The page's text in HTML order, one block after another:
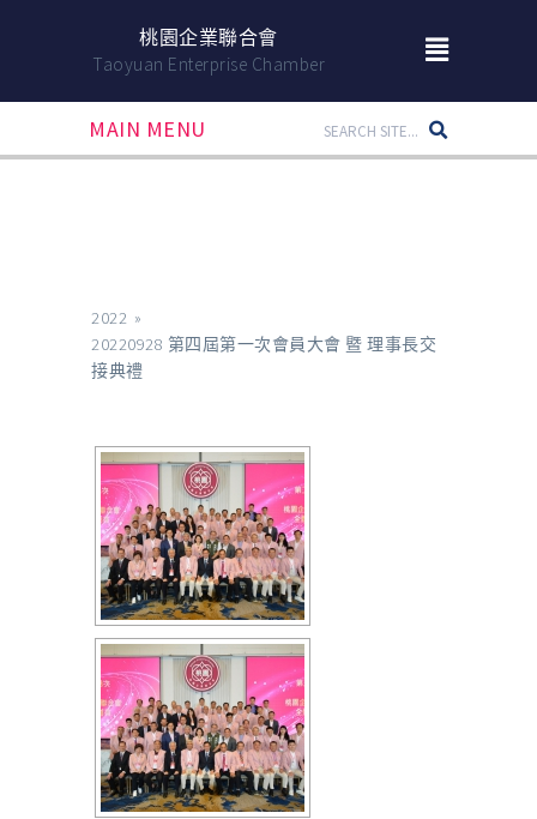
桃園企業聯合會
Taoyuan Enterprise Chamber
MAIN MENU
2022 »
20220928 第四屆第一次會員大會 暨 理事長交
接典禮